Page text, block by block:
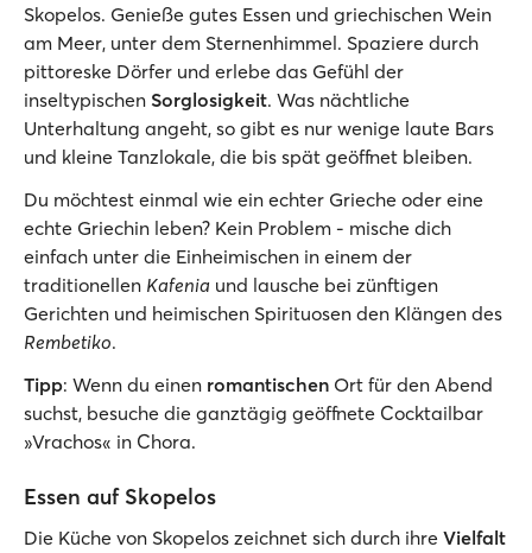
Skopelos. Genieße gutes Essen und griechischen Wein
am Meer, unter dem Sternenhimmel. Spaziere durch
pittoreske Dörfer und erlebe das Gefühl der
inseltypischen Sorglosigkeit. Was nächtliche
Unterhaltung angeht, so gibt es nur wenige laute Bars
und kleine Tanzlokale, die bis spät geöffnet bleiben.
Du möchtest einmal wie ein echter Grieche oder eine
echte Griechin leben? Kein Problem - mische dich
einfach unter die Einheimischen in einem der
traditionellen Kafenia und lausche bei zünftigen
Gerichten und heimischen Spirituosen den Klängen des
Rembetiko.
Tipp: Wenn du einen romantischen Ort für den Abend
suchst, besuche die ganztägig geöffnete Cocktailbar
»Vrachos« in Chora.
Essen auf Skopelos
Die Küche von Skopelos zeichnet sich durch ihre Vielfalt